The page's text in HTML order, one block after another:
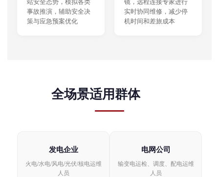
事故推演，辅助安全决
策与应急预案优化
实时协同维修，减少停
机时间和差旅成本
全场景适用群体
发电企业
火电/水电/风电/光伏/核电运维
人员
电网公司
输变电运检、调度、配电运维
人员